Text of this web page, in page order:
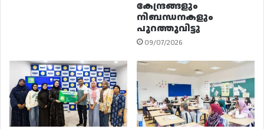
കേന്ദ്രങ്ങളും
നിബന്ധനകളും
പുറത്തുവിട്ടു
09/07/2026